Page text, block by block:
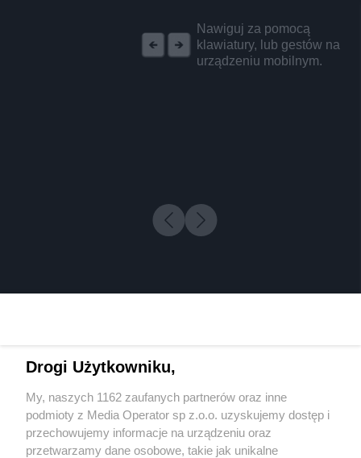
Nawiguj za pomocą
klawiatury, lub gestów na
urządzeniu mobilnym.
Wydawca mediów lokalnych
Drogi Użytkowniku,
My, naszych 1162 zaufanych partnerów oraz inne
podmioty z Media Operator sp z.o.o. uzyskujemy dostęp i
przechowujemy informacje na urządzeniu oraz
przetwarzamy dane osobowe, takie jak unikalne